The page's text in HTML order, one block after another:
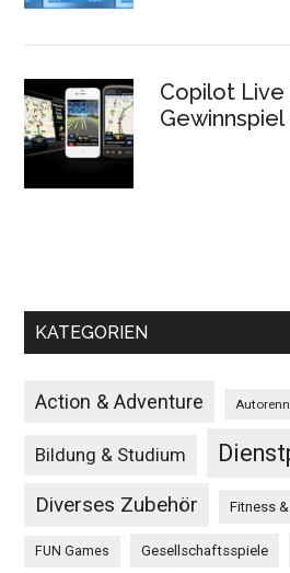
Copilot Live
KATEGORIEN
Action & Adventure
Bildung & Studium
Diverses Zubehör Fitness
FUN Games Gesellschaftsspiele